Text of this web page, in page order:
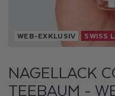
O
L
WEB-EXKLUSIV SWISS
NAGELLACK
TEEBAUM -